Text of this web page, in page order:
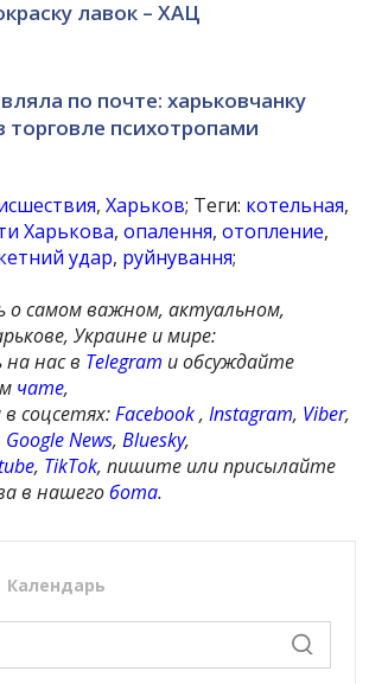
лавок – ХАЦ
по почте: харьковчанку
торговле психотропами
,Харьков; Теги: котельная,
Харькова,опалення,отопление,
удар, руйнування;
о самом важном, актуальном,
Украине и мире:
нас в Telegram и обсуждайте
чате,
в соцсетях:Facebook,Instagram, Viber,
Google News,Bluesky,
, TikTok, пишите или присылайте
в нашегобота.
Календарь